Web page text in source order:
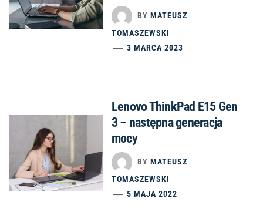
BY MATEUSZ
TOMASZEWSKI
3 MARCA 2023
Lenovo ThinkPad E15 Gen
3 – następna generacja
mocy
BY MATEUSZ
TOMASZEWSKI
5 MAJA 2022